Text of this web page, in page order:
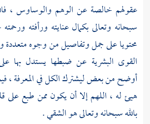
عقولهم خالصة عن الوهم والوساوس ،
سبحانه وتعالى بكمال عنايته ورأفته
محتويا على جمل وتفاصيل من وجوه
القوى البشرية عن ضبطها يستدل بها
أوضح من بعض ليشترك الكل في المعرفة ،
هيئ له ، اللهم إلا أن يكون ممن طبع على
بالله سبحانه وتعالى هو الشقي .